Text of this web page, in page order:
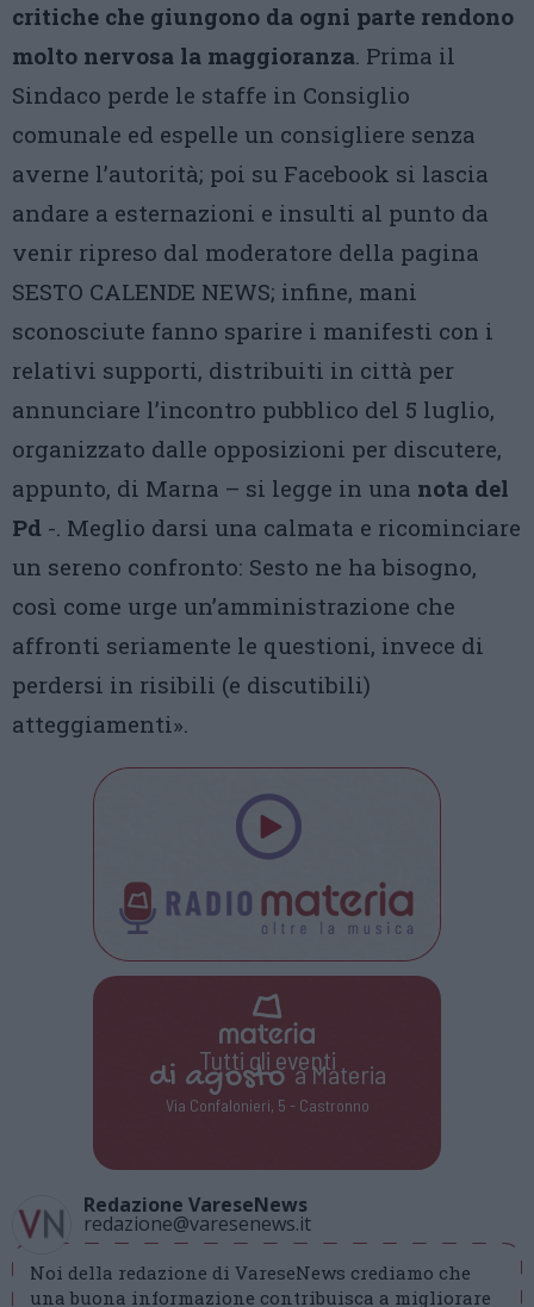
critiche che giungono da ogni parte rendono
molto nervosa la maggioranza. Prima il
Sindaco perde le staffe in Consiglio
comunale ed espelle un consigliere senza
averne l’autorità; poi su Facebook si lascia
andare a esternazioni e insulti al punto da
venir ripreso dal moderatore della pagina
SESTO CALENDE NEWS; infine, mani
sconosciute fanno sparire i manifesti con i
relativi supporti, distribuiti in città per
annunciare l’incontro pubblico del 5 luglio,
organizzato dalle opposizioni per discutere,
appunto, di Marna – si legge in una nota del
Pd -. Meglio darsi una calmata e ricominciare
un sereno confronto: Sesto ne ha bisogno,
così come urge un’amministrazione che
affronti seriamente le questioni, invece di
perdersi in risibili (e discutibili)
atteggiamenti».
Tutti gli eventi
di agostoa Materia
Via Confalonieri, 5 - Castronno
Redazione VareseNews
redazione@varesenews.it
Noi della redazione di VareseNews crediamo che
una buona informazione contribuisca a migliorare